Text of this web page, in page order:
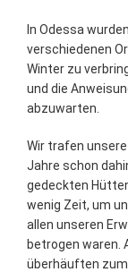
In Odessa
verschiedenen
Winter zu
und die
abzuwarten.
Wir trafen
Jahre schon
gedeckten
wenig Zeit, um
allen unseren
betrogen waren.
überhäuften zum